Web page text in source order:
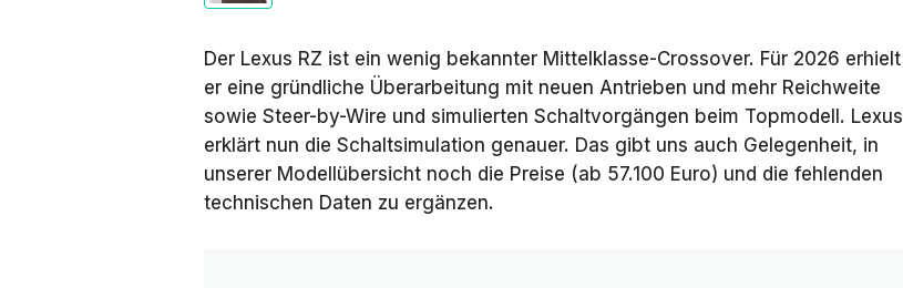
Der Lexus RZ ist ein wenig bekannter Mittelklasse-Crossover. Für 2026 erhielt
er eine gründliche Überarbeitung mit neuen Antrieben und mehr Reichweite
sowie Steer-by-Wire und simulierten Schaltvorgängen beim Topmodell. Lexus
erklärt nun die Schaltsimulation genauer. Das gibt uns auch Gelegenheit, in
unserer Modellübersicht noch die Preise (ab 57.100 Euro) und die fehlenden
technischen Daten zu ergänzen.